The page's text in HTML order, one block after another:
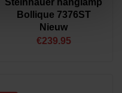
Bollique 7376ST
Nieuw
€239.95